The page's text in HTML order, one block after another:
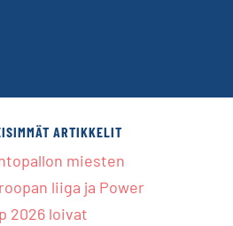
ARTIKKELIT
miesten
liiga ja Power
2026 loivat